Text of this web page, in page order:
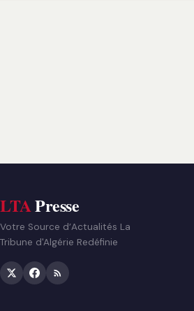
LTAPresse
Votre Source d’Actualités La
Tribune d'Algérie Redéfinie